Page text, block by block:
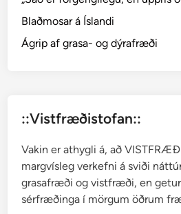
Blaðmosar á Íslandi
Ágrip af grasa- og dýrafræði
::Vistfræðistofan::
Vakin er athygli á, að
margvísleg verkefni á sviði
grasafræði og vistfræði, en
sérfræðinga í mörgum öðrum